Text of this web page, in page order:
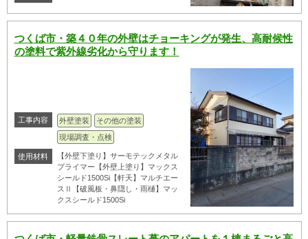
つくば市・築４０年の外壁はチョーキングが発生、高耐候性
の塗料で紫外線劣化から守ります！
工事内容 外壁塗装
その他の塗装
現場調査・点検
使用材料
【外壁下塗り】サーモテックメタル
プライマー【外壁上塗り】マックス
シールド1500Si【軒天】マルチエー
スⅡ【破風板・鼻隠し・雨樋】マッ
クスシールド1500Si